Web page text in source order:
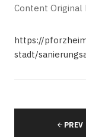
Content Original
https://
stadt/
PREV